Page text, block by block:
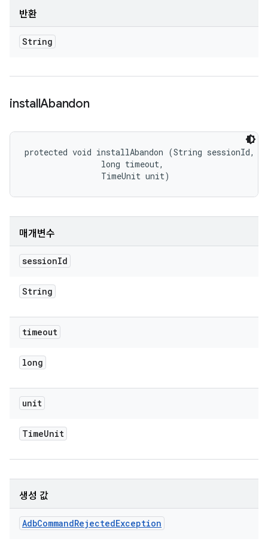
반환
String
installAbandon
protected void installAbandon (String sessionId,
                long timeout,
                TimeUnit unit)
매개변수
sessionId
String
timeout
long
unit
TimeUnit
생성 값
AdbCommandRejectedException